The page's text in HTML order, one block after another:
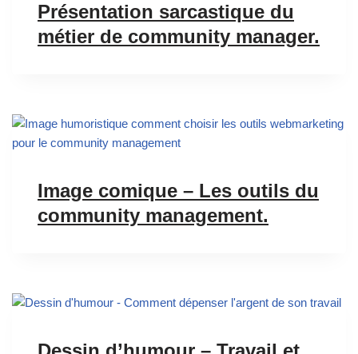
Présentation sarcastique du
métier de community manager.
Image comique – Les outils du
community management.